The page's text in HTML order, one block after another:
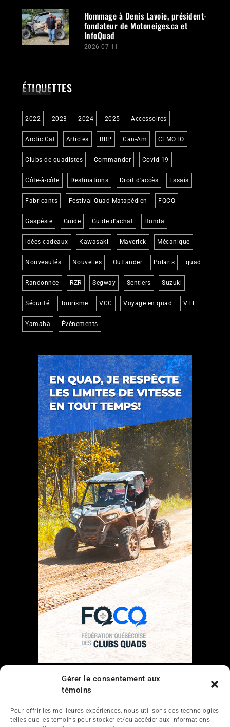
Gérer le consentement aux
témoins
Pour offrir les meilleures expériences, nous utilisons des technologies
telles que les témoins pour stocker et/ou accéder aux informations
Hommage à Denis Lavoie, président-
fondateur de Motoneiges.ca et
InfoQuad
2026-07-11
ÉTIQUETTES
2022 2023 2024 2025 Accessoires
Arctic Cat Articles BRP Can-Am CFMOTO
Clubs de quadistes Commander Covid-19
Côte-à-côte Destinations Droit d'accès Essais
Fabricants Festival Quad Matapédien FQCQ
Gaspésie Guide Guide d'achat Honda
idées cadeaux Kawasaki Maverick Mécanique
Nouveautés Nouvelles Outlander Polaris quad
Randonnée RZR Segway Sentiers Suzuki
Sécurité Tourisme VCC Voyage en quad VTT
Yamaha Événements
Nous contacter